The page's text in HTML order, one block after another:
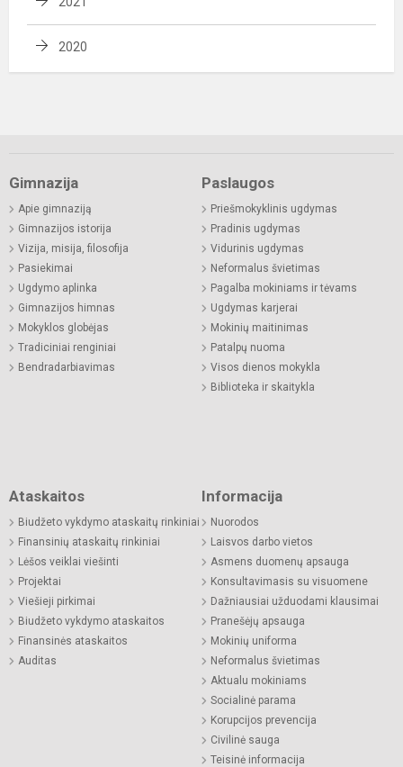
2020
Gimnazija
Apie gimnaziją
Gimnazijos istorija
Vizija, misija, filosofija
Pasiekimai
Ugdymo aplinka
Gimnazijos himnas
Mokyklos globėjas
Tradiciniai renginiai
Bendradarbiavimas
Paslaugos
Priešmokyklinis ugdymas
Pradinis ugdymas
Vidurinis ugdymas
Neformalus švietimas
Pagalba mokiniams ir tėvams
Ugdymas karjerai
Mokinių maitinimas
Patalpų nuoma
Visos dienos mokykla
Biblioteka ir skaitykla
Ataskaitos
Biudžeto vykdymo ataskaitų rinkiniai
Finansinių ataskaitų rinkiniai
Lėšos veiklai viešinti
Projektai
Viešieji pirkimai
Biudžeto vykdymo ataskaitos
Finansinės ataskaitos
Auditas
Informacija
Nuorodos
Laisvos darbo vietos
Asmens duomenų apsauga
Konsultavimasis su visuomene
Dažniausiai užduodami klausimai
Pranešėjų apsauga
Mokinių uniforma
Neformalus švietimas
Aktualu mokiniams
Socialinė parama
Korupcijos prevencija
Civilinė sauga
Teisinė informacija